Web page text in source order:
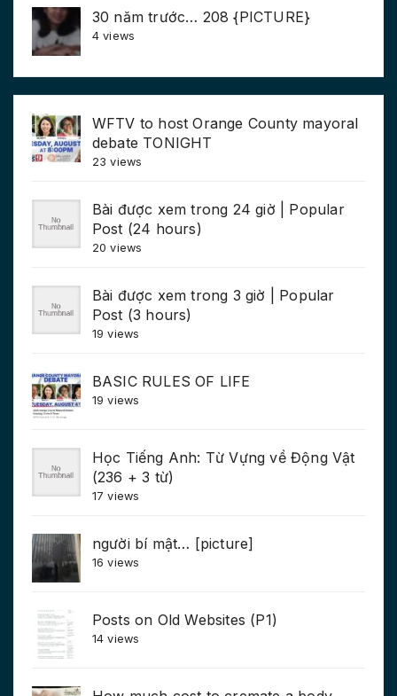
30 năm trước… 208 {PICTURE}
4 views
WFTV to host Orange County mayoral
debate TONIGHT
23 views
Bài được xem trong 24 giờ | Popular
Post (24 hours)
20 views
Bài được xem trong 3 giờ | Popular
Post (3 hours)
19 views
BASIC RULES OF LIFE
19 views
Học Tiếng Anh: Từ Vựng về Động Vật
(236 + 3 từ)
17 views
người bí mật… [picture]
16 views
Posts on Old Websites (P1)
14 views